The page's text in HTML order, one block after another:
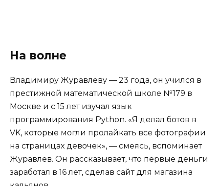
На волне
Владимиру Журавлеву — 23 года, он учился в
престижной математической школе №179 в
Москве и с 15 лет изучал язык
программирования Python. «Я делал ботов в
VK, которые могли пролайкать все фотографии
на страницах девочек», — смеясь, вспоминает
Журавлев. Он рассказывает, что первые деньги
заработал в 16 лет, сделав сайт для магазина